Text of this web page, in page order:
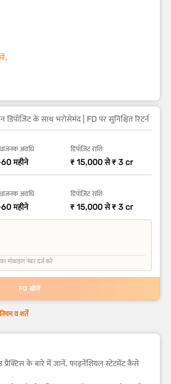
.
उच्चतम क्रेडिट रेटिंग | 1.4 मिलियन डिपॉज़िट के साथ भरोसेमंद | FD पर सुनिश्चित रिटर्न
अवधि
महीने
डिपॉज़िट राशि
₹ 15,000 से ₹ 3 cr
अवधि
महीने
डिपॉज़िट राशि
₹ 15,000 से ₹ 3 cr
मोबाइल नंबर दर्ज करें
FD खोलें
नियम व शर्तें
प्रैक्टिस के बारे में जानें. फाइनेंशियल स्टेटमेंट कैसे